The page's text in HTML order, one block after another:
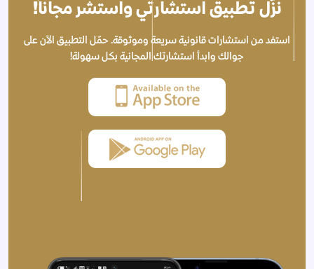
نزّل تطبيق استشارتي واستشر مجاناً!
استفد من استشارات قانونية سريعة وموثوقة. حمّل التطبيق الآن على
جوالك وابدأ استشارتك المجانية بكل سهولة!